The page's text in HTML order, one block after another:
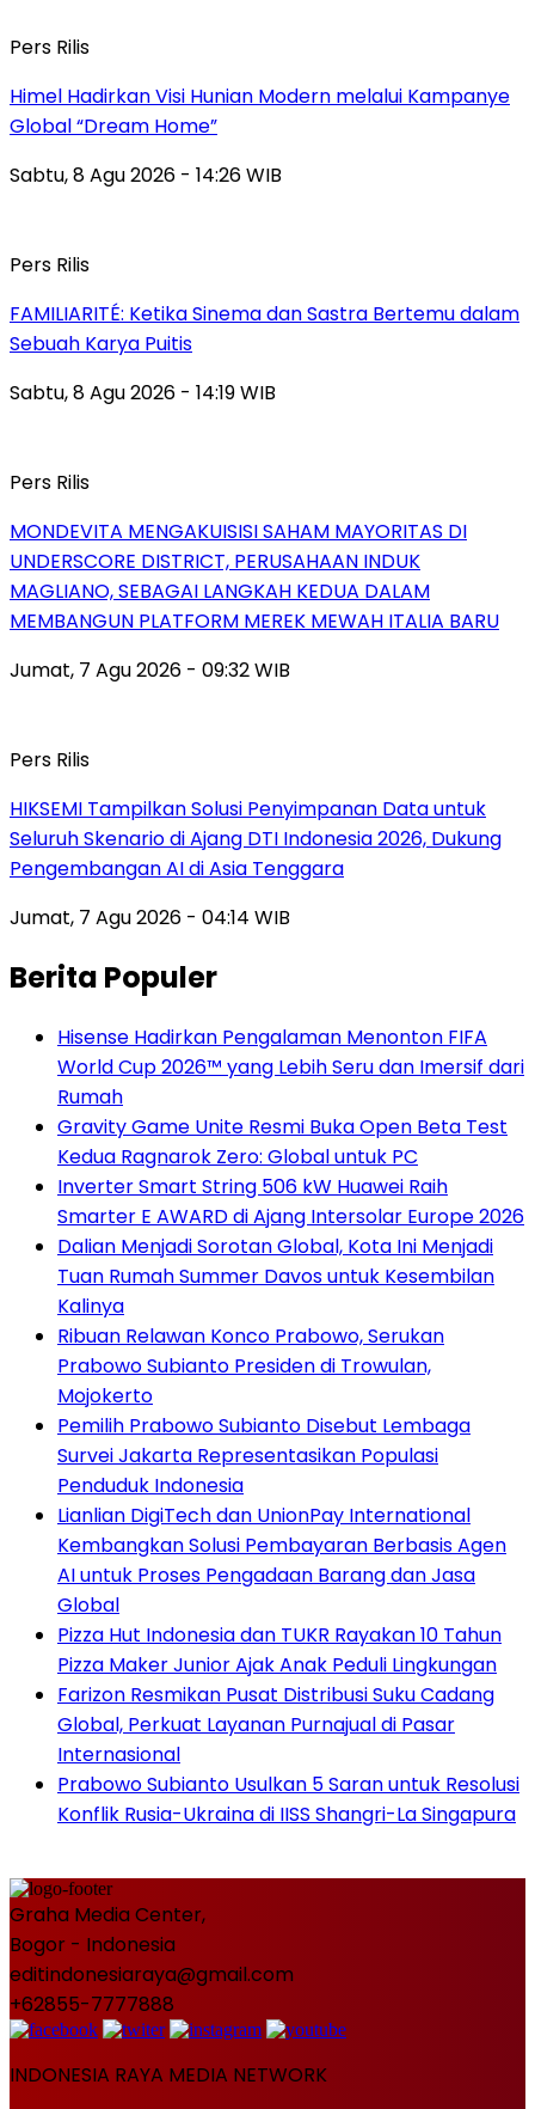
Pers Rilis
Himel Hadirkan Visi Hunian Modern melalui Kampanye
Global “Dream Home”
Sabtu, 8 Agu 2026 - 14:26 WIB
Pers Rilis
FAMILIARITÉ: Ketika Sinema dan Sastra Bertemu dalam
Sebuah Karya Puitis
Sabtu, 8 Agu 2026 - 14:19 WIB
Pers Rilis
MONDEVITA MENGAKUISISI SAHAM MAYORITAS DI
UNDERSCORE DISTRICT, PERUSAHAAN INDUK
MAGLIANO, SEBAGAI LANGKAH KEDUA DALAM
MEMBANGUN PLATFORM MEREK MEWAH ITALIA BARU
Jumat, 7 Agu 2026 - 09:32 WIB
Pers Rilis
HIKSEMI Tampilkan Solusi Penyimpanan Data untuk
Seluruh Skenario di Ajang DTI Indonesia 2026, Dukung
Pengembangan AI di Asia Tenggara
Jumat, 7 Agu 2026 - 04:14 WIB
Berita Populer
Hisense Hadirkan Pengalaman Menonton FIFA
World Cup 2026™ yang Lebih Seru dan Imersif dari
Rumah
Gravity Game Unite Resmi Buka Open Beta Test
Kedua Ragnarok Zero: Global untuk PC
Inverter Smart String 506 kW Huawei Raih
Smarter E AWARD di Ajang Intersolar Europe 2026
Dalian Menjadi Sorotan Global, Kota Ini Menjadi
Tuan Rumah Summer Davos untuk Kesembilan
Kalinya
Ribuan Relawan Konco Prabowo, Serukan
Prabowo Subianto Presiden di Trowulan,
Mojokerto
Pemilih Prabowo Subianto Disebut Lembaga
Survei Jakarta Representasikan Populasi
Penduduk Indonesia
Lianlian DigiTech dan UnionPay International
Kembangkan Solusi Pembayaran Berbasis Agen
AI untuk Proses Pengadaan Barang dan Jasa
Global
Pizza Hut Indonesia dan TUKR Rayakan 10 Tahun
Pizza Maker Junior Ajak Anak Peduli Lingkungan
Farizon Resmikan Pusat Distribusi Suku Cadang
Global, Perkuat Layanan Purnajual di Pasar
Internasional
Prabowo Subianto Usulkan 5 Saran untuk Resolusi
Konflik Rusia-Ukraina di IISS Shangri-La Singapura
Graha Media Center,
Bogor - Indonesia
editindonesiaraya@gmail.com
+62855-7777888
INDONESIA RAYA MEDIA NETWORK